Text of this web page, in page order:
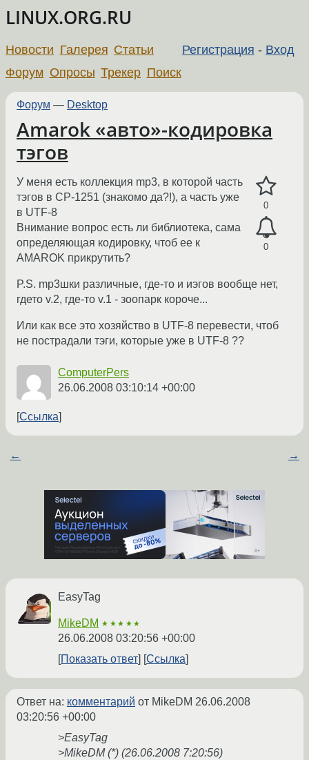
LINUX.ORG.RU
Регистрация - Вход
Новости Галерея Статьи
Форум Опросы Трекер Поиск
Форум — Desktop
Amarok «авто»-кодировка
тэгов
0
0
У меня есть коллекция mp3, в которой часть
тэгов в CP-1251 (знакомо да?!), а часть уже
в UTF-8
Внимание вопрос есть ли библиотека, сама
определяющая кодировку, чтоб ее к
AMAROK прикрутить?
P.S. mp3шки различные, где-то и иэгов вообще нет,
гдето v.2, где-то v.1 - зоопарк короче...
Или как все это хозяйство в UTF-8 перевести, чтоб
не пострадали тэги, которые уже в UTF-8 ??
ComputerPers
26.06.2008 03:10:14 +00:00
Ссылка
← →
EasyTag
MikeDM ★★★★★
26.06.2008 03:20:56 +00:00
Показать ответ
Ссылка
Ответ на: комментарий от MikeDM 26.06.2008
03:20:56 +00:00
>EasyTag
>MikeDM (*) (26.06.2008 7:20:56)